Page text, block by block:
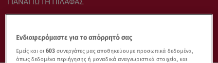
Ενδιαφερόμαστε για το απόρρητό σας
Εμείς και οι603 συνεργάτες μας αποθηκεύουμε προσωπικά δεδομένα,
όπως δεδομένα περιήγησης ή μοναδικά αναγνωριστικά στοιχεία, και